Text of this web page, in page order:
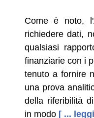
Come è noto,
richiedere dati,
qualsiasi
finanziarie con i
tenuto a fornire
una prova
della riferibilità
in modo [ ...